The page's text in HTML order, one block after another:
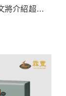
將介紹超音
所需零
和選購的5大